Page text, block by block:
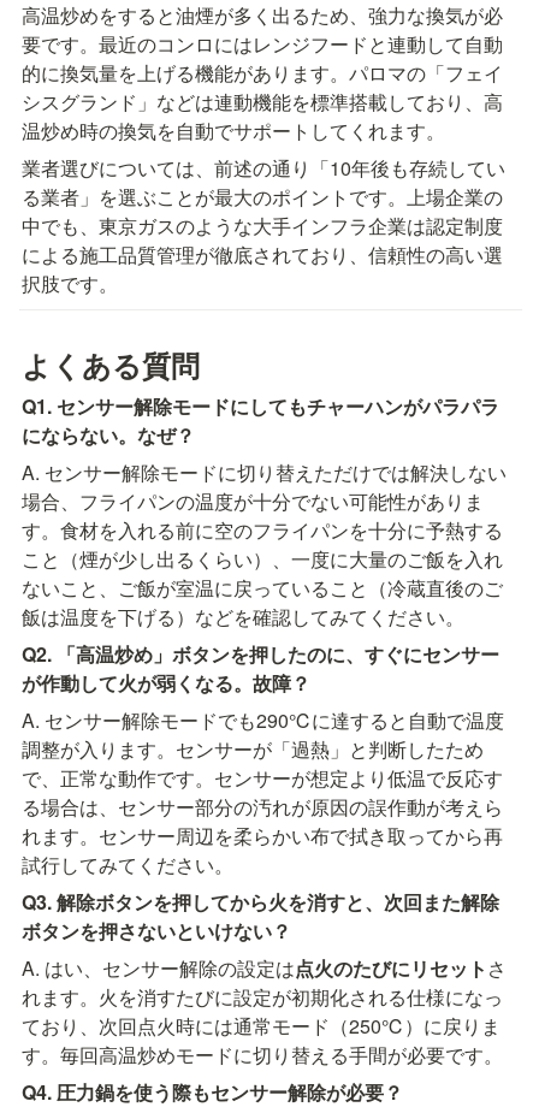
高温炒めをすると油煙が多く出るため、強力な換気が必
要です。最近のコンロにはレンジフードと連動して自動
的に換気量を上げる機能があります。パロマの「フェイ
シスグランド」などは連動機能を標準搭載しており、高
温炒め時の換気を自動でサポートしてくれます。
業者選びについては、前述の通り「10年後も存続してい
る業者」を選ぶことが最大のポイントです。上場企業の
中でも、東京ガスのような大手インフラ企業は認定制度
による施工品質管理が徹底されており、信頼性の高い選
択肢です。
よくある質問
Q1. センサー解除モードにしてもチャーハンがパラパラ
にならない。なぜ？
A. センサー解除モードに切り替えただけでは解決しない
場合、フライパンの温度が十分でない可能性がありま
す。食材を入れる前に空のフライパンを十分に予熱する
こと（煙が少し出るくらい）、一度に大量のご飯を入れ
ないこと、ご飯が室温に戻っていること（冷蔵直後のご
飯は温度を下げる）などを確認してみてください。
Q2. 「高温炒め」ボタンを押したのに、すぐにセンサー
が作動して火が弱くなる。故障？
A. センサー解除モードでも290℃に達すると自動で温度
調整が入ります。センサーが「過熱」と判断したため
で、正常な動作です。センサーが想定より低温で反応す
る場合は、センサー部分の汚れが原因の誤作動が考えら
れます。センサー周辺を柔らかい布で拭き取ってから再
試行してみてください。
Q3. 解除ボタンを押してから火を消すと、次回また解除
ボタンを押さないといけない？
A. はい、センサー解除の設定は点火のたびにリセット さ
れます。火を消すたびに設定が初期化される仕様になっ
ており、次回点火時には通常モード（250℃）に戻りま
す。毎回高温炒めモードに切り替える手間が必要です。
Q4. 圧力鍋を使う際もセンサー解除が必要？